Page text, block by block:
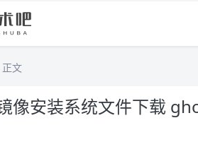
正文
像安装系统文件下载